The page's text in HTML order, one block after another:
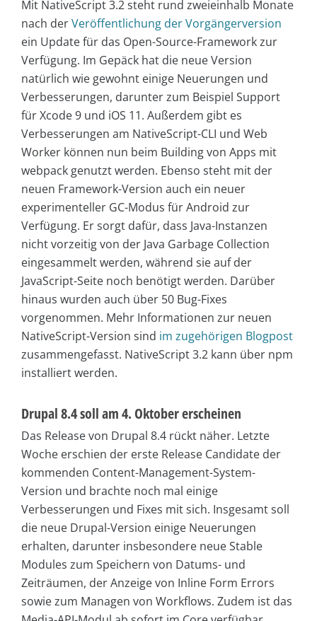
Mit NativeScript 3.2 steht rund zweieinhalb Monate
nach derVeröffentlichung der Vorgängerversion
ein Update für das Open-Source-Framework zur
Verfügung. Im Gepäck hat die neue Version
natürlich wie gewohnt einige Neuerungen und
Verbesserungen, darunter zum Beispiel Support
für Xcode 9 und iOS 11. Außerdem gibt es
Verbesserungen am NativeScript-CLI und Web
Worker können nun beim Building von Apps mit
webpack genutzt werden. Ebenso steht mit der
neuen Framework-Version auch ein neuer
experimenteller GC-Modus für Android zur
Verfügung. Er sorgt dafür, dass Java-Instanzen
nicht vorzeitig von der Java Garbage Collection
eingesammelt werden, während sie auf der
JavaScript-Seite noch benötigt werden. Darüber
hinaus wurden auch über 50 Bug-Fixes
vorgenommen. Mehr Informationen zur neuen
NativeScript-Version sind im zugehörigen Blogpost
zusammengefasst. NativeScript 3.2 kann über npm
installiert werden.
Drupal 8.4 soll am 4. Oktober erscheinen
Das Release von Drupal 8.4 rückt näher. Letzte
Woche erschien der erste Release Candidate der
kommenden Content-Management-System-
Version und brachte noch mal einige
Verbesserungen und Fixes mit sich. Insgesamt soll
die neue Drupal-Version einige Neuerungen
erhalten, darunter insbesondere neue Stable
Modules zum Speichern von Datums- und
Zeiträumen, der Anzeige von Inline Form Errors
sowie zum Managen von Workflows. Zudem ist das